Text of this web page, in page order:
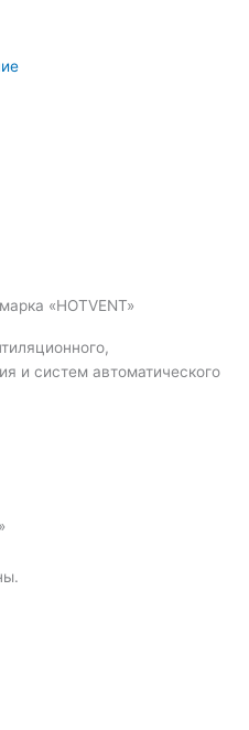
«HOTVENT»
и систем автоматического